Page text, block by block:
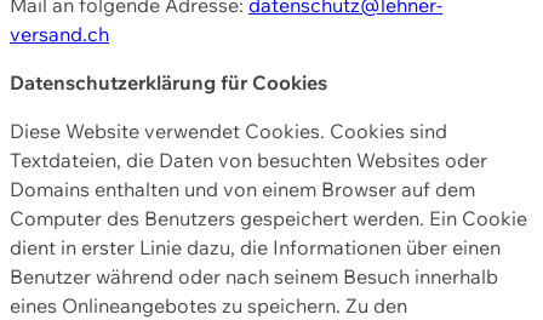
versand.ch
Datenschutzerklärung für Cookies
Diese Website verwendet Cookies. Cookies sind
Textdateien, die Daten von besuchten Websites oder
Domains enthalten und von einem Browser auf dem
Computer des Benutzers gespeichert werden. Ein Cookie
dient in erster Linie dazu, die Informationen über einen
Benutzer während oder nach seinem Besuch innerhalb
eines Onlineangebotes zu speichern. Zu den